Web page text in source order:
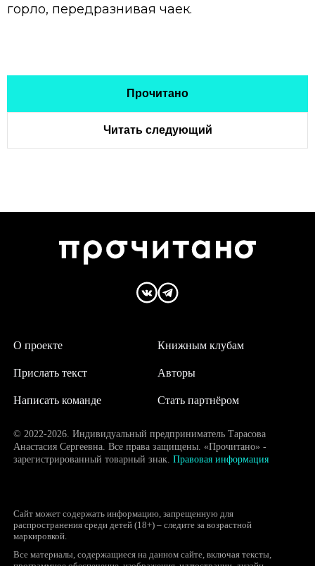
горло, передразнивая чаек.
Прочитано
Читать следующий
О проекте
Написать команде
Авторы
Прислать текст
Книжным клубам
Стать партнёром
© 2022-2026. Индивидуальный предприниматель Тарасова
Анастасия Сергеевна. Все права защищены. «Прочитано» -
зарегистрированный товарный знак. Правовая информация
Сайт может содержать информацию, запрещенную для
распространения среди детей (18+) – следите за возрастной
маркировкой.
Все материалы, содержащиеся на данном сайте, включая тексты,